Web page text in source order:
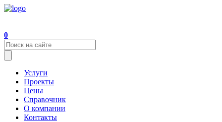
0
Услуги
Проекты
Цены
Справочник
О компании
Контакты